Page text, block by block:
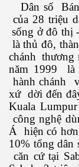
Dân số Bán
của 28 triệu
sống ở đô thị
là thủ đô,
chánh thương
năm 1999 là
hành chánh
xứ dời đến
Kuala
công nghệ
Á hiện có hơn
10% tổng dân
căn cứ tại